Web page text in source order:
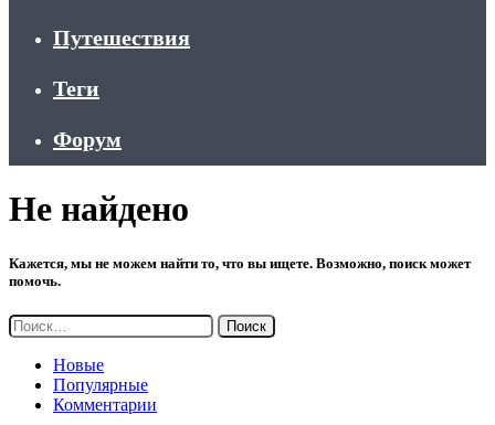
Путешествия
Теги
Форум
Не найдено
Кажется, мы не можем найти то, что вы ищете. Возможно, поиск может
помочь.
Найти:
Новые
Популярные
Комментарии